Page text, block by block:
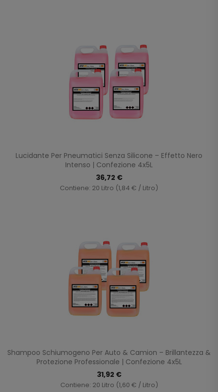
Lucidante Per Pneumatici Senza Silicone – Effetto Nero
Intenso | Confezione 4x5L
36,72 €
Contiene: 20 Litro (1,84 € / Litro)
Shampoo Schiumogeno Per Auto & Camion – Brillantezza &
Protezione Professionale | Confezione 4x5L
31,92 €
Contiene: 20 Litro (1,60 € / Litro)